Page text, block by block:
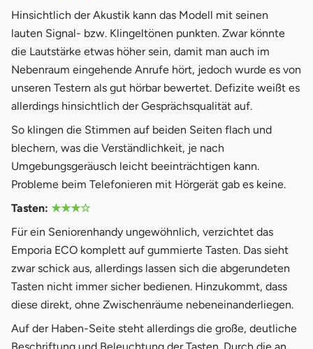
Hinsichtlich der Akustik kann das Modell mit seinen
lauten Signal- bzw. Klingeltönen punkten. Zwar könnte
die Lautstärke etwas höher sein, damit man auch im
Nebenraum eingehende Anrufe hört, jedoch wurde es von
unseren Testern als gut hörbar bewertet. Defizite weißt es
allerdings hinsichtlich der Gesprächsqualität auf.
So klingen die Stimmen auf beiden Seiten flach und
blechern, was die Verständlichkeit, je nach
Umgebungsgeräusch leicht beeinträchtigen kann.
Probleme beim Telefonieren mit Hörgerät gab es keine.
Tasten: ★★★☆
Für ein Seniorenhandy ungewöhnlich, verzichtet das
Emporia ECO komplett auf gummierte Tasten. Das sieht
zwar schick aus, allerdings lassen sich die abgerundeten
Tasten nicht immer sicher bedienen. Hinzukommt, dass
diese direkt, ohne Zwischenräume nebeneinanderliegen.
Auf der Haben-Seite steht allerdings die große, deutliche